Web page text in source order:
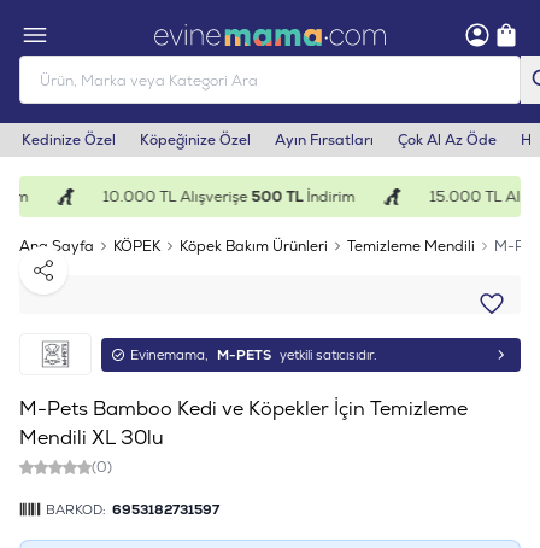
Kedinize Özel Köpeğinize Özel Ayın Fırsatları Çok Al Az Öde
10.000 TL Alışverişe500 TLİndirim 15.000 TL
Ana Sayfa KÖPEK Köpek Bakım Ürünleri Temizleme Mendili
M-
Paylaş
Evinemama, M-PETS yetkili satıcısıdır.
M-Pets Bamboo Kedi ve Köpekler İçin Temizleme
Mendili XL 30lu
(0)
BARKOD: 6953182731597